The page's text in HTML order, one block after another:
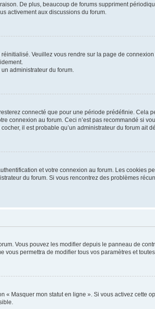
De plus, beaucoup de forums suppriment
activement aux discussions du forum.
Veuillez vous rendre sur la page de connexion
administrateur du forum.
connecté que pour une période prédéfinie. Cela
connexion au forum. Ceci n’est pas recommandé si
il est probable qu’un administrateur du forum ait
et votre connexion au forum. Les cookies
du forum. Si vous rencontrez des problèmes
Vous pouvez les modifier depuis le panneau de
permettra de modifier tous vos paramètres et
Masquer mon statut en ligne ». Si vous activez cette